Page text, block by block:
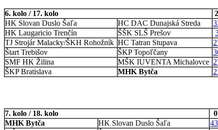
6. kolo / 17. kolo
HK Slovan Duslo Šaľa
HC DAC Dunajská Streda
HK Laugaricio Trenčín
ŠŠK SLŠ Prešov
TJ Strojár Malacky/ŠKH Rohožník HC Tatran Stupava
Štart Trebišov
ŠKP Topoľčany
SMF HK Žilina
MŠK IUVENTA Michalovce
ŠKP Bratislava
MHK Bytča
7. kolo / 18. kolo
MHK Bytča
HK Slovan Duslo Šaľa